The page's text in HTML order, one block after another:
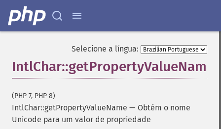
Selecione a língua:
IntlChar::getPropertyValueName
(PHP 7, PHP 8)
IntlChar::getPropertyValueName — Obtém o nome
Unicode para um valor de propriedade